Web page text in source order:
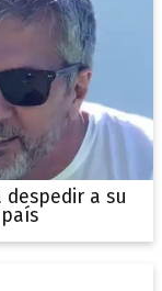
despedir a su